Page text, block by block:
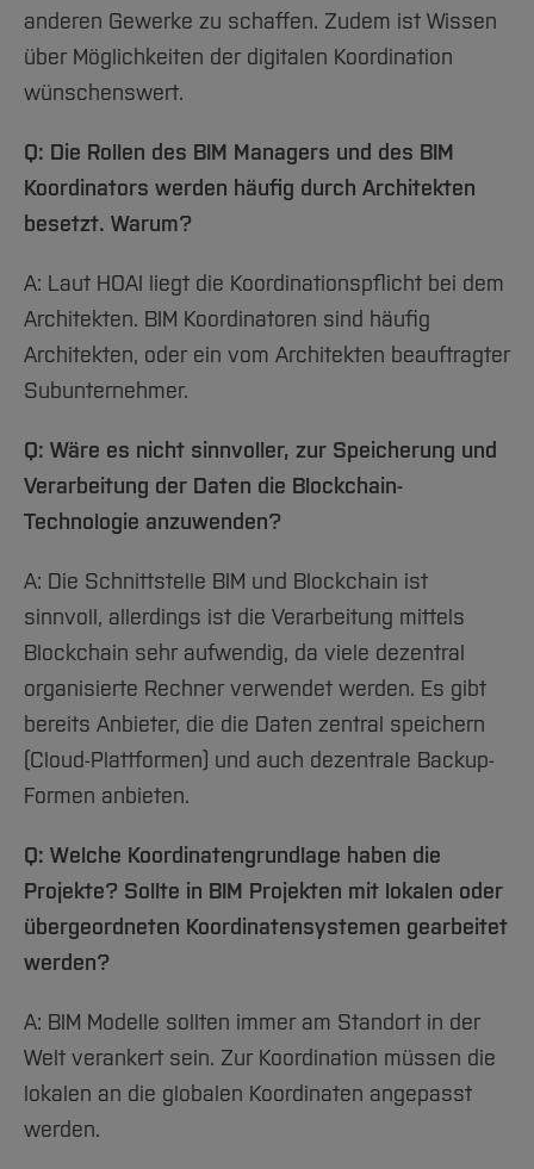
anderen Gewerke zu schaffen. Zudem ist Wissen
über Möglichkeiten der digitalen Koordination
wünschenswert.
Q: Die Rollen des BIM Managers und des BIM
Koordinators werden häufig durch Architekten
besetzt. Warum?
A: Laut HOAI liegt die Koordinationspflicht bei dem
Architekten. BIM Koordinatoren sind häufig
Architekten, oder ein vom Architekten beauftragter
Subunternehmer.
Q: Wäre es nicht sinnvoller, zur Speicherung und
Verarbeitung der Daten die Blockchain-
Technologie anzuwenden?
A: Die Schnittstelle BIM und Blockchain ist
sinnvoll, allerdings ist die Verarbeitung mittels
Blockchain sehr aufwendig, da viele dezentral
organisierte Rechner verwendet werden. Es gibt
bereits Anbieter, die die Daten zentral speichern
(Cloud-Plattformen) und auch dezentrale Backup-
Formen anbieten.
Q: Welche Koordinatengrundlage haben die
Projekte? Sollte in BIM Projekten mit lokalen oder
übergeordneten Koordinatensystemen gearbeitet
werden?
A: BIM Modelle sollten immer am Standort in der
Welt verankert sein. Zur Koordination müssen die
lokalen an die globalen Koordinaten angepasst
werden.